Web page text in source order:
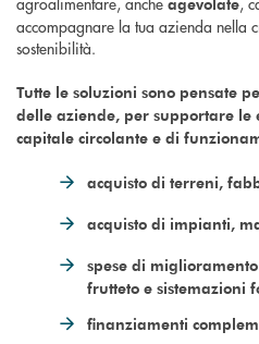
agevolate
accompagnare la tua azienda nella
sostenibilità.
Tutte le soluzioni sono pensate
delle aziende, per supportare le
capitale circolante e di
acquisto di terreni,
acquisto di impianti,
spese di
frutteto e sistemazioni
finanziamenti